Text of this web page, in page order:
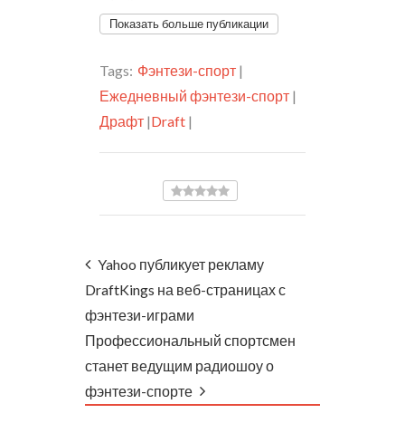
Показать больше публикации
Tags: Фэнтези-спорт |
Ежедневный фэнтези-спорт |
Драфт |Draft |
Yahoo публикует рекламу
DraftKings на веб-страницах с
фэнтези-играми
Профессиональный спортсмен
станет ведущим радиошоу о
фэнтези-спорте